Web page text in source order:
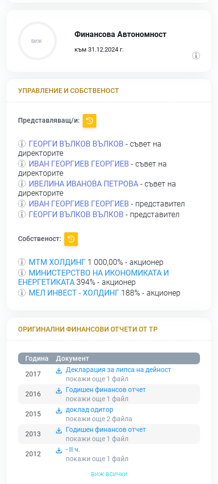
Финансова Автономност
към 31.12.2024 г.
УПРАВЛЕНИЕ И СОБСТВЕНОСТ
Представляващ/и:
ГЕОРГИ ВЪЛКОВ ВЪЛКОВ - съвет на
директорите
ИВАН ГЕОРГИЕВ ГЕОРГИЕВ - съвет на
директорите
ИВЕЛИНА ИВАНОВА ПЕТРОВА - съвет на
директорите
ИВАН ГЕОРГИЕВ ГЕОРГИЕВ - представител
ГЕОРГИ ВЪЛКОВ ВЪЛКОВ - представител
Собственост:
МТМ ХОЛДИНГ 1 000,00% - акционер
МИНИСТЕРСТВО НА ИКОНОМИКАТА И
ЕНЕРГЕТИКАТА 394% - акционер
МЕЛ ИНВЕСТ - ХОЛДИНГ 188% - акционер
ОРИГИНАЛНИ ФИНАНСОВИ ОТЧЕТИ ОТ ТР
Година
Документ
2017
Декларация за липса на дейност
покажи още 1 файл
2016
Годишен финансов отчет
покажи още 1 файл
2015
доклад одитор
покажи още 2файла
2013
Годишен финансов отчет
покажи още 1 файл
2012
- ІI ч.
покажи още 1 файл
виж всички